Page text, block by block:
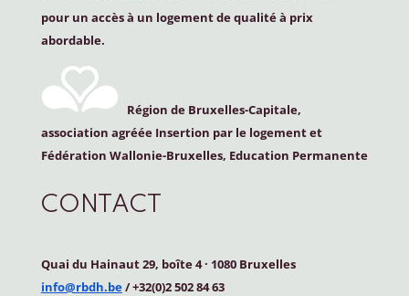
pour un accès à un logement de qualité à prix
abordable.
Région de Bruxelles-Capitale,
association agréée Insertion par le logement et
Fédération Wallonie-Bruxelles, Education Permanente
CONTACT
Quai du Hainaut 29, boîte 4· 1080 Bruxelles
info@rbdh.be/ +32(0)2 502 84 63